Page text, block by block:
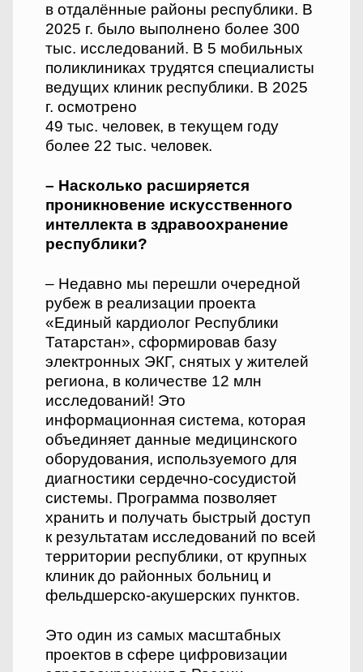
в отдалённые районы республики. В
2025 г. было выполнено более 300
тыс. исследований. В 5 мобильных
поликлиниках трудятся специалисты
ведущих клиник республики. В 2025
г. осмотрено
49 тыс. человек, в текущем году
более 22 тыс. человек.
– Насколько расширяется
проникновение искусственного
интеллекта в здравоохранение
республики?
– Недавно мы перешли очередной
рубеж в реализации проекта
«Единый кардиолог Республики
Татарстан», сформировав базу
электронных ЭКГ, снятых у жителей
региона, в количестве 12 млн
исследований! Это
информационная система, которая
объединяет данные медицинского
оборудования, используемого для
диагностики сердечно-сосудистой
системы. Программа позволяет
хранить и получать быстрый доступ
к результатам исследований по всей
территории республики, от крупных
клиник до районных больниц и
фельдшерско-акушерских пунктов.
Это один из самых масштабных
проектов в сфере цифровизации